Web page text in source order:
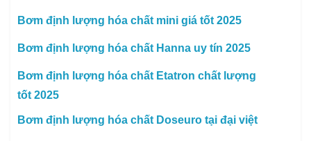
Bơm định lượng hóa chất mini giá tốt 2025
Bơm định lượng hóa chất Hanna uy tín 2025
Bơm định lượng hóa chất Etatron chất lượng
tốt 2025
Bơm định lượng hóa chất Doseuro tại đại việt